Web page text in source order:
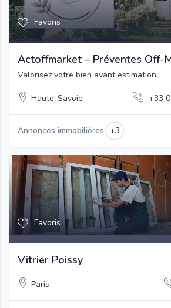
Favoris
Actoffmarket – Préventes Off-
Valorisez votre bien avant estimation
Haute-Savoie +33
Annonces immobilières +3
Favoris
Vitrier Poissy
Paris